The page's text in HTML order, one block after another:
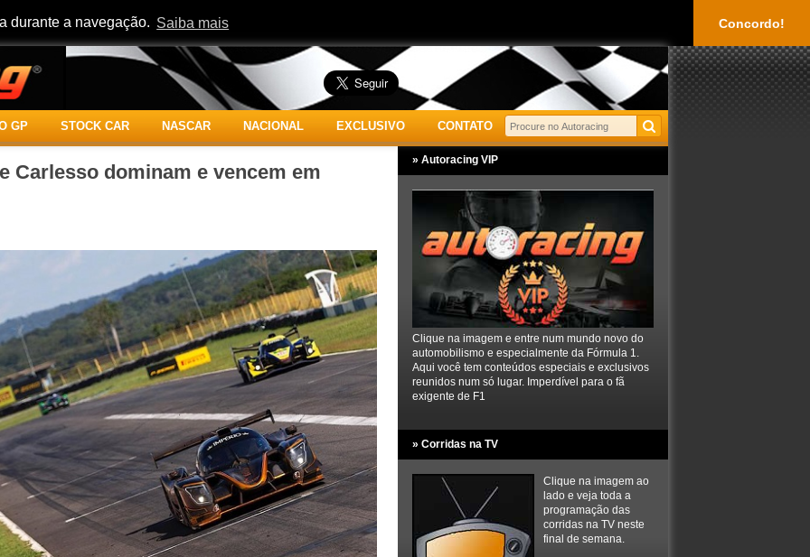
durante a navegação. Saiba mais Concordo!
GP STOCK CAR NASCAR NACIONAL EXCLUSIVO CONTATO
Carlesso dominam e vencem em
» Autoracing VIP
Clique na imagem e entre num mundo novo do
automobilismo e especialmente da Fórmula 1.
Aqui você tem conteúdos especiais e exclusivos
reunidos num só lugar. Imperdível para o fã
exigente de F1
» Corridas na TV
Clique na imagem ao
lado e veja toda a
programação das
corridas na TV neste
final de semana.